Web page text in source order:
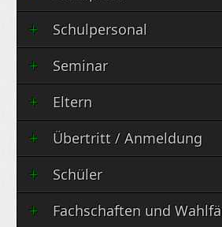
Schulpersonal
Seminar
Eltern
Übertritt / Anmeldung
Schüler
Fachschaften und